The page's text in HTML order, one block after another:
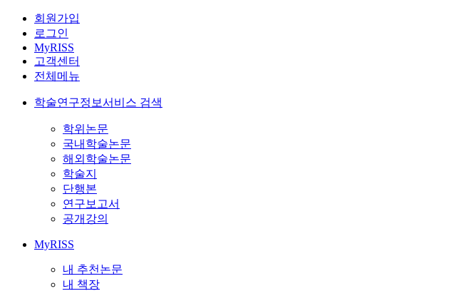
회원가입
로그인
MyRISS
고객센터
전체메뉴
학술연구정보서비스 검색
학위논문
국내학술논문
해외학술논문
학술지
단행본
연구보고서
공개강의
MyRISS
내 추천논문
내 책장